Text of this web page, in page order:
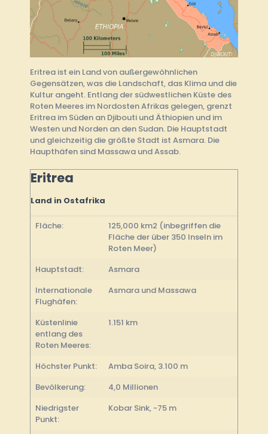
Eritrea ist ein Land von außergewöhnlichen
Gegensätzen, was die Landschaft, das Klima und die
Kultur angeht. Entlang der südwestlichen Küste des
Roten Meeres im Nordosten Afrikas gelegen, grenzt
Eritrea im Süden an Djibouti und Äthiopien und im
Westen und Norden an den Sudan. Die Hauptstadt
und gleichzeitig die größte Stadt ist Asmara. Die
Haupthäfen sind Massawa und Assab.
Eritrea
Land in Ostafrika
Fläche:
125,000 km2 (inbegriffen die
Fläche der über 350 Inseln im
Roten Meer)
Hauptstadt:
Asmara
Internationale
Flughäfen:
Asmara und Massawa
Küstenlinie
entlang des
Roten Meeres:
1.151 km
Höchster Punkt:
Amba Soira, 3.100 m
Bevölkerung:
4,0 Millionen
Niedrigster
Punkt:
Kobar Sink, -75 m